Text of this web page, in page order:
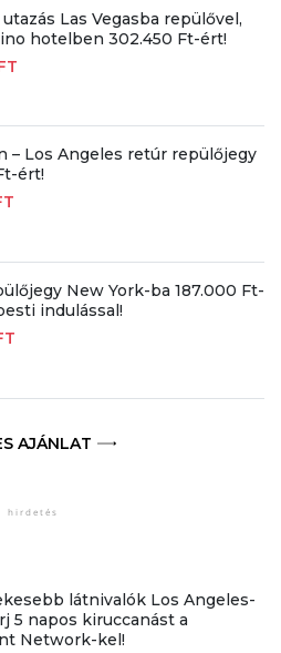
Las Vegasba repülővel,
hotelben 302.450 Ft-ért!
– Los Angeles retúr repülőjegy
ért!
New York-ba 187.000 Ft-
indulással!
AJÁNLAT
látnivalók Los Angeles-
5 napos kiruccanást a
Network-kel!